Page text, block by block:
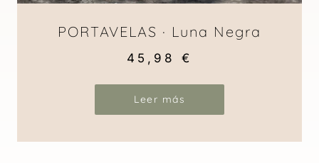
PORTAVELAS · Luna Negra
45,98 €
Leer más